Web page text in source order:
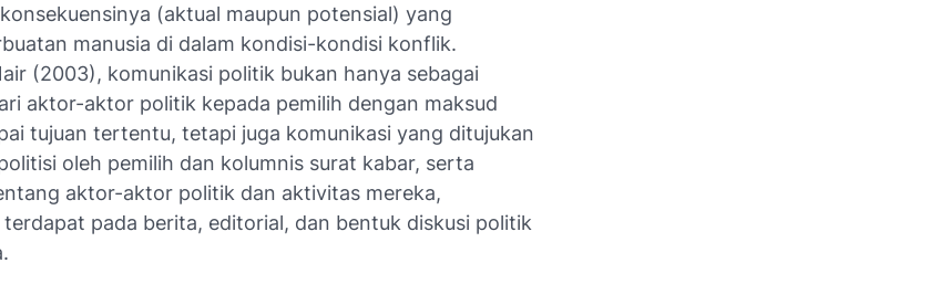
(aktual maupun potensial) yang
manusia di dalam kondisi-kondisi konflik.
(2003), komunikasi politik bukan hanya sebagai
aktor-aktor politik kepada pemilih dengan maksud
tujuan tertentu, tetapi juga komunikasi yang ditujukan
oleh pemilih dan kolumnis surat kabar, serta
aktor-aktor politik dan aktivitas mereka,
terdapat pada berita, editorial, dan bentuk diskusi politik